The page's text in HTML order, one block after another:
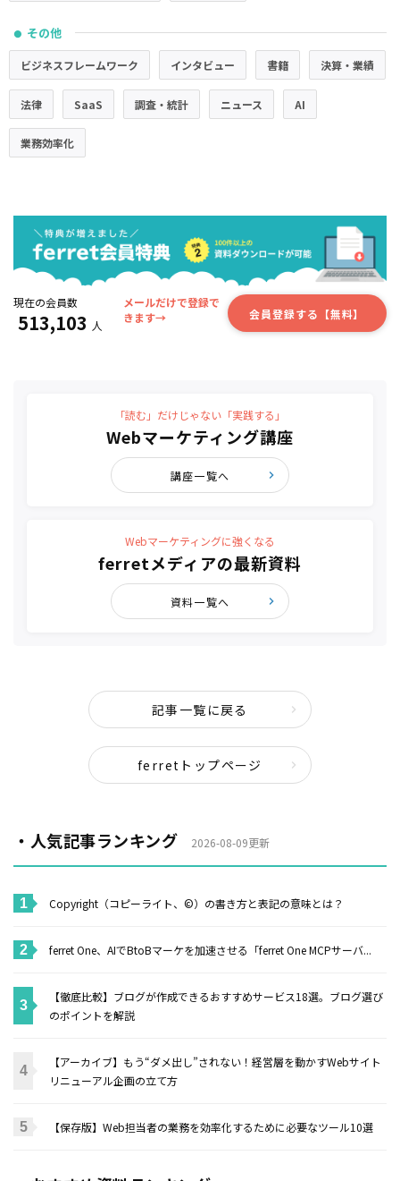
● その他
ビジネスフレームワーク インタビュー 書籍 決算・業績
法律 SaaS 調査・統計 ニュース AI
業務効率化
現在の会員数
513,103 人
メールだけで登録で
きます→
会員登録する【無料】
「読む」だけじゃない「実践する」
Webマーケティング講座
講座一覧へ
Webマーケティングに強くなる
ferretメディアの最新資料
資料一覧へ
記事一覧に戻る
ferretトップページ
・人気記事ランキング 2026-08-09更新
Copyright（コピーライト、©）の書き方と表記の意味とは？
ferret One、AIでBtoBマーケを加速させる「ferret One MCPサーバ...
【徹底比較】ブログが作成できるおすすめサービス18選。ブログ選び
のポイントを解説
【アーカイブ】もう“ダメ出し”されない！経営層を動かすWebサイト
リニューアル企画の立て方
【保存版】Web担当者の業務を効率化するために必要なツール10選